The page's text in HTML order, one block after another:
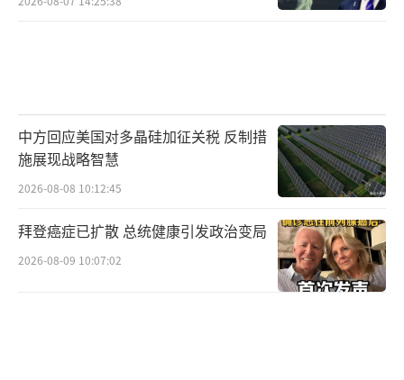
中方回应美国对多晶硅加征关税 反制措
施展现战略智慧
2026-08-08 10:12:45
拜登癌症已扩散 总统健康引发政治变局
2026-08-09 10:07:02